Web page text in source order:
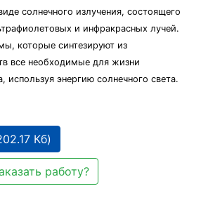
солнечного излучения, состоящего
и инфракрасных лучей.
которые синтезируют из
все необходимые для жизни
используя энергию солнечного света.
Кб)
работу?